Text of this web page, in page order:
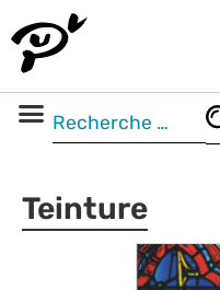
Teinture